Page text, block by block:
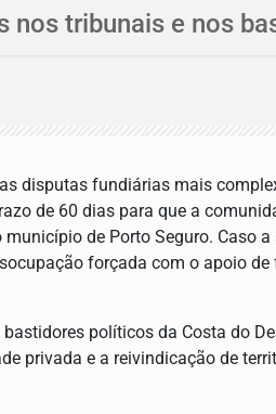
nos tribunais e nos
disputas fundiárias mais
de 60 dias para que a
de Porto Seguro. Caso
forçada com o apoio
políticos da Costa do
privada e a reivindicação de